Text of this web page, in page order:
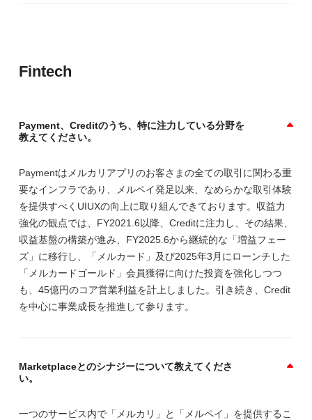
Fintech
Payment、Creditのうち、特に注力している分野を
教えてください。
Paymentはメルカリアプリのお客さまの全ての取引に関わる重
要なインフラであり、メルペイ発足以来、なめらかな取引体験
を提供すべくUIUXの向上に取り組んできております。収益力
強化の観点では、FY2021.6以降、Creditに注力し、その結果、
収益基盤の構築が進み、FY2025.6から継続的な「増益フェー
ズ」に移行し、「メルカード」及び2025年3月にローンチした
「メルカードゴールド」会員獲得に向けた投資を強化しつつ
も、45億円のコア営業利益を計上しました。引き続き、Credit
を中心に事業成長を推進して参ります。
Marketplaceとのシナジーについて教えてくださ
い。
一つのサービス内で「メルカリ」と「メルペイ」を提供するこ